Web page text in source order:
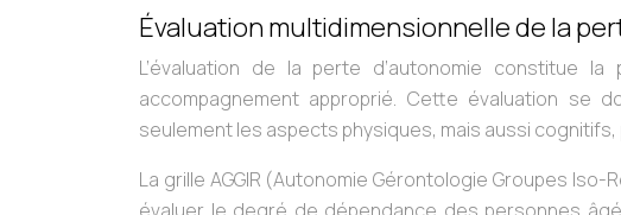
Évaluation multidimensionnelle de la
L’évaluation de la perte d’autonomie constitue
accompagnement approprié. Cette évaluation se
seulement les aspects physiques, mais aussi
La grille AGGIR (Autonomie Gérontologie Groupes